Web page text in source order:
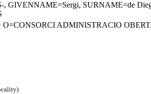
SURNAME=de
O=CONSORCI ADMINISTRACIO